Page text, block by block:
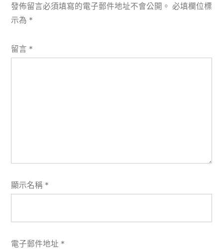
發佈留言必須填寫的電子郵件地址不會公開。 必填欄位標
示為 *
留言 *
顯示名稱 *
電子郵件地址 *